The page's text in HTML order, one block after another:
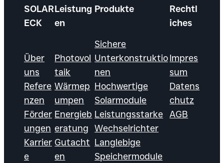
SOLAR
ECK
Über
uns
Refere
nzen
Förder
ungen
Karrier
e
Leistung
en
Photovol
taik
Wärmep
umpen
Energieb
eratung
Gutacht
en
Produkte
Sichere
Unterkonstruktio
nen
Hochwertige
Solarmodule
Leistungsstarke
Wechselrichter
Langlebige
Speichermodule
Rechtl
iches
Impres
sum
Datens
chutz
AGB